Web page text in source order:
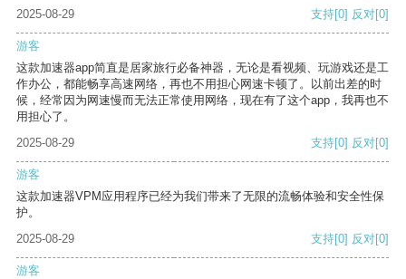
2025-08-29
支持[0] 反对[0]
游客
这款加速器app简直是居家旅行必备神器，无论是看视频、玩游戏还是工
作办公，都能畅享高速网络，再也不用担心网速卡顿了。以前出差的时
候，经常因为网速慢而无法正常使用网络，现在有了这个app，我再也不
用担心了。
2025-08-29
支持[0] 反对[0]
游客
这款加速器VPM应用程序已经为我们带来了无限的流畅体验和安全性保
护。
2025-08-29
支持[0] 反对[0]
游客